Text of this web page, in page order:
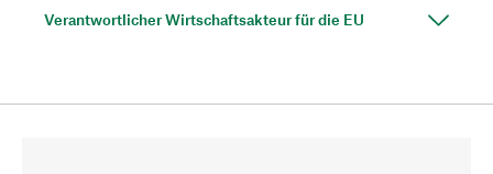
Verantwortlicher Wirtschaftsakteur für die EU